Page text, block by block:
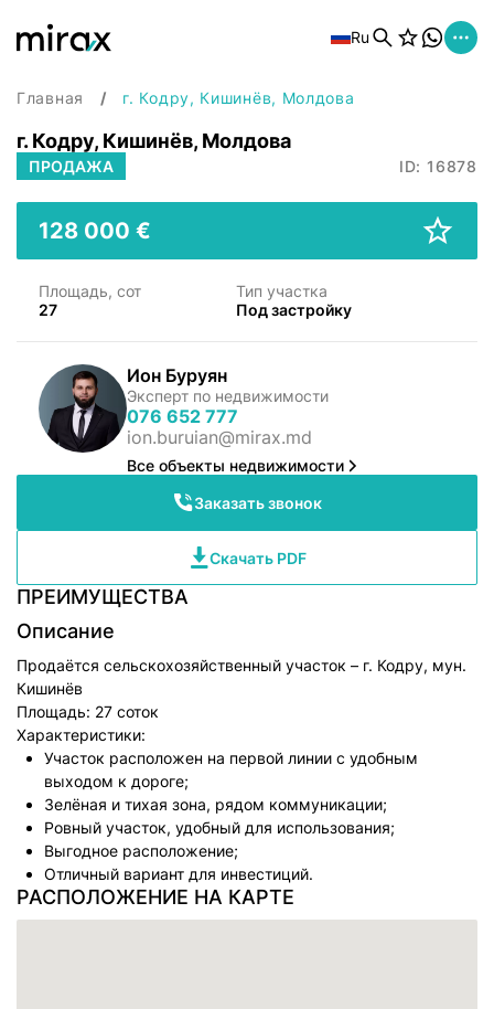
Ru
Главная г. Кодру, Кишинёв, Молдова
г. Кодру, Кишинёв, Молдова
ПРОДАЖА ID: 16878
128 000 €
Площадь, сот
27
Тип участка
Под застройку
Ион Буруян
Эксперт по недвижимости
076 652 777
ion.buruian@mirax.md
Все объекты недвижимости
Заказать звонок
Скачать PDF
ПРЕИМУЩЕСТВА
Описание
Продаётся сельскохозяйственный участок – г. Кодру, мун.
Кишинёв
Площадь: 27 соток
Характеристики:
Участок расположен на первой линии с удобным
выходом к дороге;
Зелёная и тихая зона, рядом коммуникации;
Ровный участок, удобный для использования;
Выгодное расположение;
Отличный вариант для инвестиций.
РАСПОЛОЖЕНИЕ НА КАРТЕ